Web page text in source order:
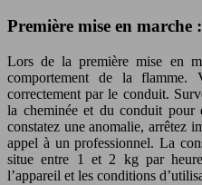
Première mise en marche
Lors de la première mise en
comportement de la flamme.
correctement par le conduit.
la cheminée et du conduit pour
constatez une anomalie, arrêtez
appel à un professionnel. La
situe entre 1 et 2 kg par
l’appareil et les conditions